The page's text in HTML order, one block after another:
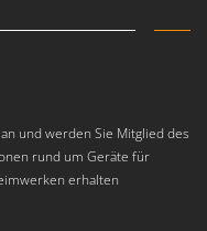
und werden Sie Mitglied des
rund um Geräte für
erhalten